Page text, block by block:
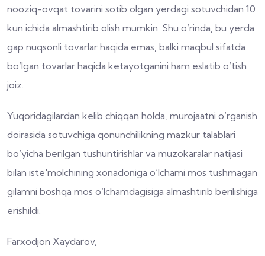
nooziq-ovqat tovarini sotib olgan yerdagi sotuvchidan 10
kun ichida almashtirib olish mumkin. Shu o‘rinda, bu yerda
gap nuqsonli tovarlar haqida emas, balki maqbul sifatda
bo‘lgan tovarlar haqida ketayotganini ham eslatib o‘tish
joiz.
Yuqoridagilardan kelib chiqqan holda, murojaatni o‘rganish
doirasida sotuvchiga qonunchilikning mazkur talablari
bo‘yicha berilgan tushuntirishlar va muzokaralar natijasi
bilan iste'molchining xonadoniga o‘lchami mos tushmagan
gilamni boshqa mos o‘lchamdagisiga almashtirib berilishiga
erishildi.
Farxodjon Xaydarov,